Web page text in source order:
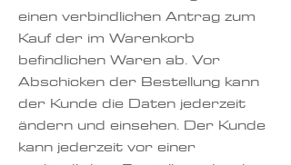
einen verbindlichen Antrag zum
Kauf der im Warenkorb
befindlichen Waren ab. Vor
Abschicken der Bestellung kann
der Kunde die Daten jederzeit
ändern und einsehen. Der Kunde
kann jederzeit vor einer